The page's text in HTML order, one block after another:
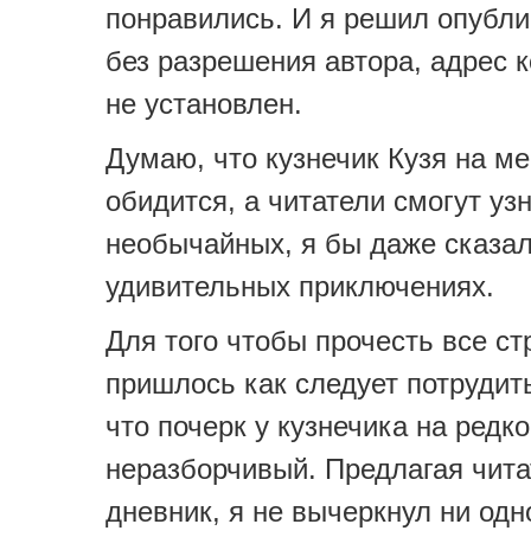
понравились. И я решил
без разрешения автора, адрес
не установлен.
Думаю, что кузнечик Кузя на
обидится, а читатели смогут
необычайных, я бы даже
удивительных приключениях.
Для того чтобы прочесть все
пришлось как следует
что почерк у кузнечика на
неразборчивый. Предлагая
дневник, я не вычеркнул ни